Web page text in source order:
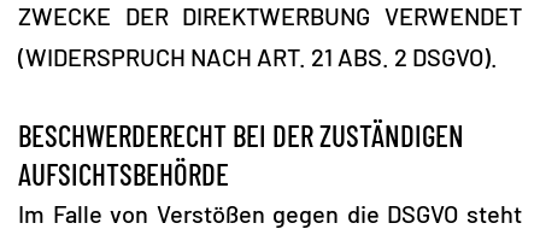
ZWECKE DER DIREKTWERBUNG VERWENDET
(WIDERSPRUCH NACH ART. 21 ABS. 2 DSGVO).
BESCHWERDERECHT BEI DER ZUSTÄNDIGEN
AUFSICHTSBEHÖRDE
Im Falle von Verstößen gegen die DSGVO steht